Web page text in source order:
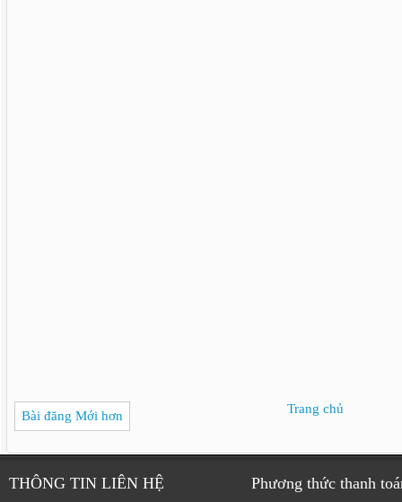
Bài đăng Mới hơn Trang chủ
THÔNG TIN LIÊN HỆ Phương thức thanh